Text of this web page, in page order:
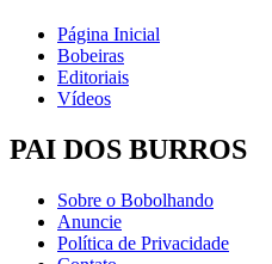
Página Inicial
Bobeiras
Editoriais
Vídeos
PAI DOS BURROS
Sobre o Bobolhando
Anuncie
Política de Privacidade